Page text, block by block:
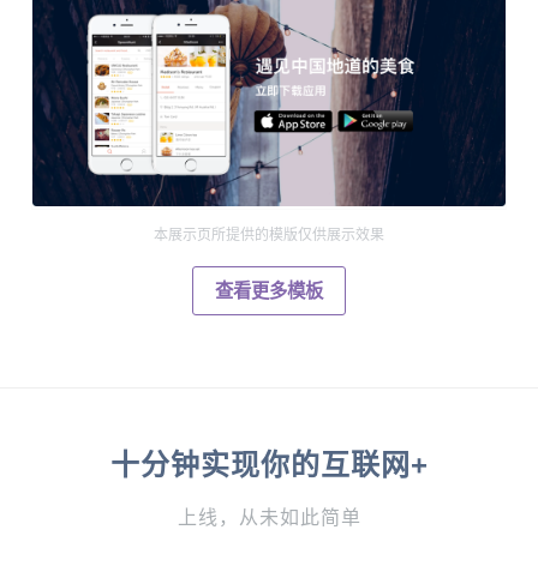
本展示页所提供的模版仅供展示效果
查看更多模板
十分钟实现你的互联网+
上线，从未如此简单